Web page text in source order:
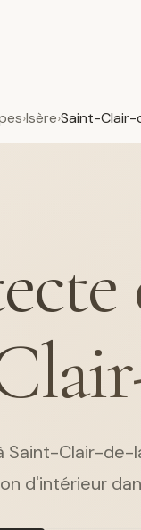
Isère Saint-
Clair-de-
d'intérieur